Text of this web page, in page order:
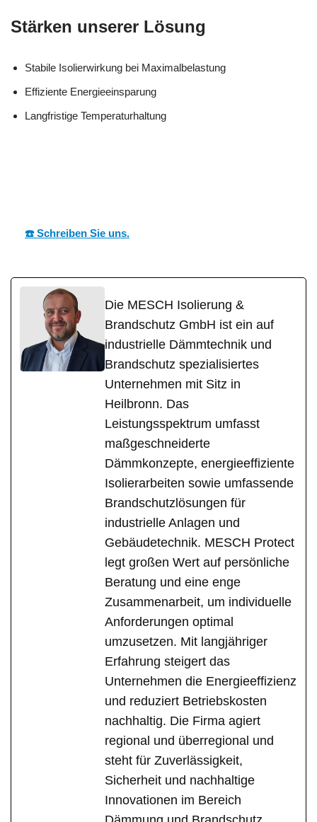
Stärken unserer Lösung
Stabile Isolierwirkung bei Maximalbelastung
Effiziente Energieeinsparung
Langfristige Temperaturhaltung
☎️ Schreiben Sie uns.
Die MESCH Isolierung &
Brandschutz GmbH ist ein auf
industrielle Dämmtechnik und
Brandschutz spezialisiertes
Unternehmen mit Sitz in
Heilbronn. Das
Leistungsspektrum umfasst
maßgeschneiderte
Dämmkonzepte, energieeffiziente
Isolierarbeiten sowie umfassende
Brandschutzlösungen für
industrielle Anlagen und
Gebäudetechnik. MESCH Protect
legt großen Wert auf persönliche
Beratung und eine enge
Zusammenarbeit, um individuelle
Anforderungen optimal
umzusetzen. Mit langjähriger
Erfahrung steigert das
Unternehmen die Energieeffizienz
und reduziert Betriebskosten
nachhaltig. Die Firma agiert
regional und überregional und
steht für Zuverlässigkeit,
Sicherheit und nachhaltige
Innovationen im Bereich